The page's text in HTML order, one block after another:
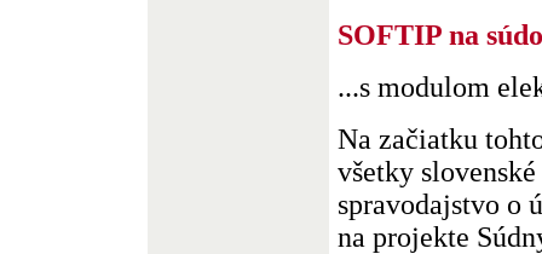
SOFTIP na
...s modulom
Na začiatku
všetky
spravodajstvo o
na projekte